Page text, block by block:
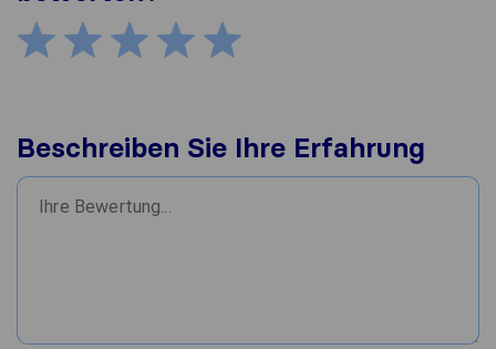
Beschreiben Sie Ihre Erfahrung